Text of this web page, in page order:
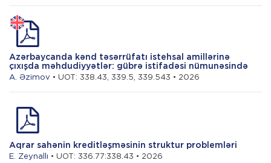
Azərbaycanda kənd təsərrüfatı istehsal amillərinə
çıxışda məhdudiyyətlər: gübrə istifadəsi nümunəsində
A. Əzimov • UOT: 338.43, 339.5, 339.543 • 2026
Aqrar sahənin kreditləşməsinin struktur problemləri
E. Zeynallı • UOT: 336.77:338.43 • 2026